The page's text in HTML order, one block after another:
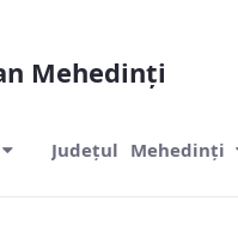
Mehedinți
Județul Mehedinți